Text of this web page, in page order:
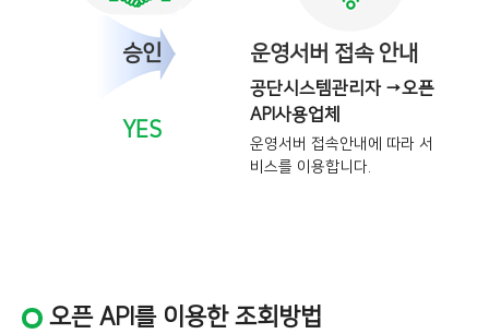
승인
YES
운영서버 접속 안내
공단시스템관리자 →오픈
API사용업체
운영서버 접속안내에 따라 서
비스를 이용합니다.
오픈 API를 이용한 조회방법